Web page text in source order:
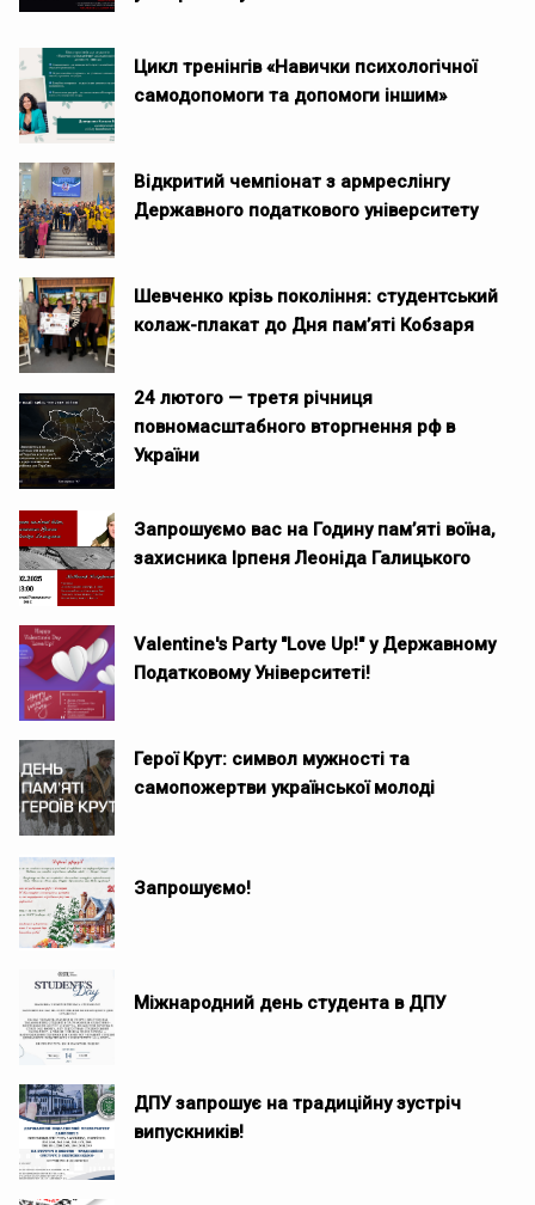
Цикл тренінгів «Навички психологічної
самодопомоги та допомоги іншим»
Відкритий чемпіонат з армреслінгу
Державного податкового університету
Шевченко крізь покоління: студентський
колаж-плакат до Дня пам’яті Кобзаря
24 лютого — третя річниця
повномасштабного вторгнення рф в
України
Запрошуємо вас на Годину пам’яті воїна,
захисника Ірпеня Леоніда Галицького
Valentine's Party "Love Up!" у Державному
Податковому Університеті!
Герої Крут: символ мужності та
самопожертви української молодi
Запрошуємо!
Міжнародний день студента в ДПУ
ДПУ запрошує на традиційну зустріч
випускників!